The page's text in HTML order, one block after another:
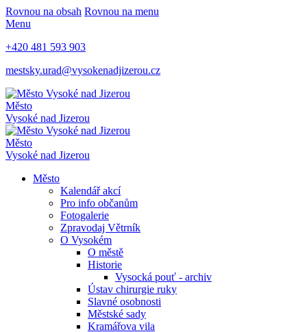
Rovnou na obsah Rovnou na menu
Menu
+420 481 593 903
mestsky.urad@vysokenadjizerou.cz
Město
Vysoké nad Jizerou
Město
Vysoké nad Jizerou
Město
Kalendář akcí
Pro info občanům
Fotogalerie
Zpravodaj Větrník
O Vysokém
O městě
Historie
Vysocká pouť - archiv
Ústav chirurgie ruky
Slavné osobnosti
Městské sady
Kramářova vila